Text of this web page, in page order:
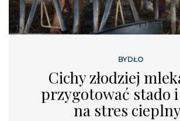
BYDŁO
Cichy złodziej
przygotować stado
na stres